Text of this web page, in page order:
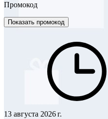
Промокод
Показать промокод
13 августа 2026 г.